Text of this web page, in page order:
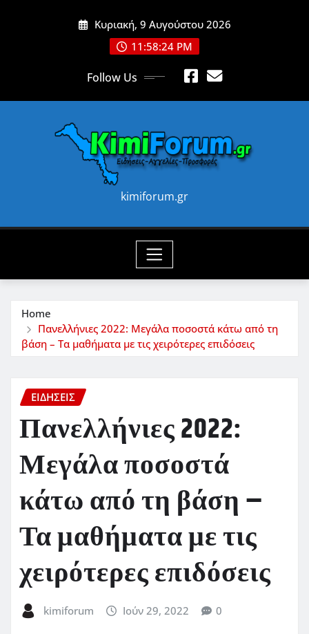
Κυριακή, 9 Αυγούστου 2026
11:58:26 PM
Follow Us
kimiforum.gr
Home
Πανελλήνιες 2022: Μεγάλα ποσοστά κάτω από τη
βάση – Τα μαθήματα με τις χειρότερες επιδόσεις
ΕΙΔΗΣΕΙΣ
Πανελλήνιες 2022:
Μεγάλα ποσοστά
κάτω από τη βάση –
Τα μαθήματα με τις
χειρότερες επιδόσεις
kimiforum Ιούν 29, 2022 0